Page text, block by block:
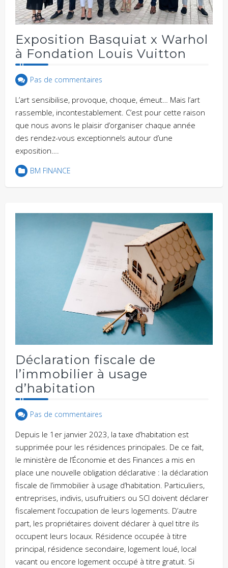
Exposition Basquiat x Warhol
à Fondation Louis Vuitton
Pas de commentaires
L’art sensibilise, provoque, choque, émeut… Mais l’art
rassemble, incontestablement. C’est pour cette raison
que nous avons le plaisir d’organiser chaque année
des rendez-vous exceptionnels autour d’une
exposition….
BM FINANCE
Déclaration fiscale de
l’immobilier à usage
d’habitation
Pas de commentaires
Depuis le 1er janvier 2023, la taxe d’habitation est
supprimée pour les résidences principales. De ce fait,
le ministère de l’Économie et des Finances a mis en
place une nouvelle obligation déclarative : la déclaration
fiscale de l’immobilier à usage d’habitation. Particuliers,
entreprises, indivis, usufruitiers ou SCI doivent déclarer
fiscalement l’occupation de leurs logements. D’autre
part, les propriétaires doivent déclarer à quel titre ils
occupent leurs locaux. Résidence occupée à titre
principal, résidence secondaire, logement loué, local
vacant ou encore logement occupé à titre gratuit. Si